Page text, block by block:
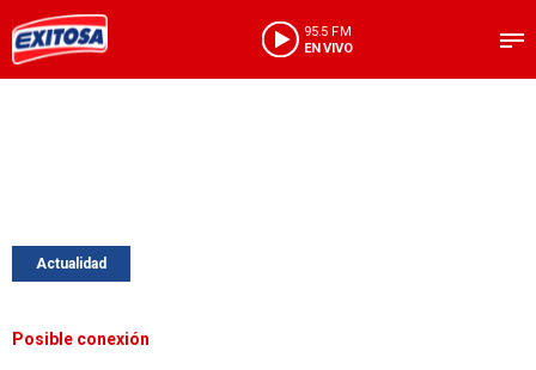
95.5 FM
EN VIVO
Actualidad
Posible conexión